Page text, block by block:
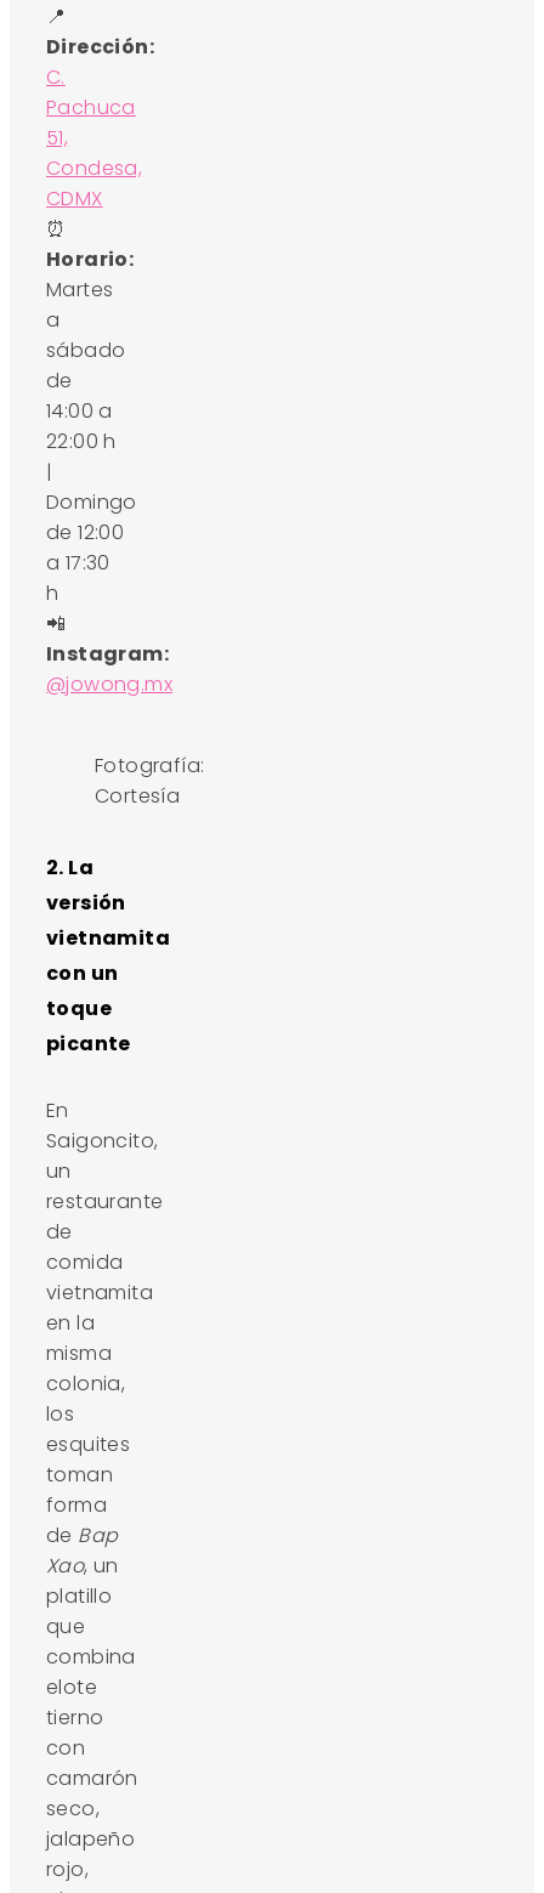
📍
Dirección:
C.
Pachuca
51,
Condesa,
CDMX
⏰
Horario:
Martes
a
sábado
de
14:00 a
22:00 h
|
Domingo
de 12:00
a 17:30
h
📲
Instagram:
@jowong.mx
Fotografía:
Cortesía
2. La
versión
vietnamita
con un
toque
picante
En
Saigoncito,
un
restaurante
de
comida
vietnamita
en la
misma
colonia,
los
esquites
toman
forma
de Bap
Xao, un
platillo
que
combina
elote
tierno
con
camarón
seco,
jalapeño
rojo,